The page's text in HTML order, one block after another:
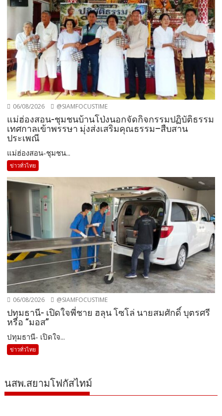
06/08/2026 @SIAMFOCUSTIME
แม่ฮ่องสอน-ชุมชนบ้านโป่งนอกจัดกิจกรรมปฏิบัติธรรม
เทศกาลเข้าพรรษา มุ่งส่งเสริมคุณธรรม–สืบสาน
ประเพณี
แม่ฮ่องสอน-ชุมชน...
ข่าวทั่วไทย
06/08/2026 @SIAMFOCUSTIME
ปทุมธานี- เปิดใจพี่ชาย ฮลุน โซโล่ นายสมศักดิ์ บุตรศรี
หรือ “มอส”
ปทุมธานี- เปิดใจ...
ข่าวทั่วไทย
นสพ.สยามโฟกัสไทม์